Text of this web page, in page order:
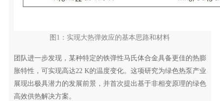
图1：实现大热弹效应的基本思路和材料
团队进一步发现，某种特定的铁弹性马氏体合金具备更佳的热膨
胀特性，可实现高达22 K的温度变化。这项研究为绿色热泵产业
展现出极具潜力的发展前景，并首次提出基于非相变原理的绿色
高效供热解决方案。